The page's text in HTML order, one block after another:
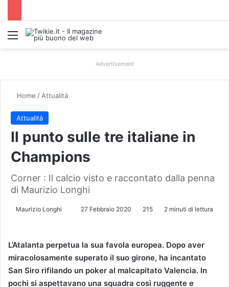
Menu
Advertisement
Home / Attualità
Attualità
Il punto sulle tre italiane in
Champions
Corner : Il calcio visto e raccontato dalla penna
di Maurizio Longhi
Maurizio Longhi
i
a
u
n
27 Febbraio 2020 215 2 minuti di lettura
L’Atalanta perpetua la sua favola europea. Dopo aver
miracolosamente superato il suo girone, ha incantato
San Siro rifilando un poker al malcapitato Valencia. In
pochi si aspettavano una squadra così ruggente e